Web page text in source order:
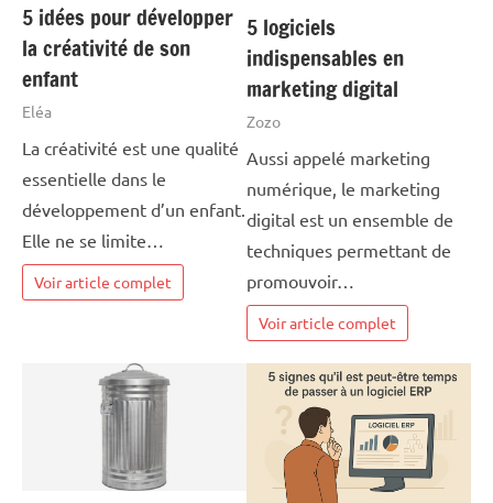
5 idées pour développer
la créativité de son
enfant
Eléa
La créativité est une qualité
essentielle dans le
développement d’un enfant.
Elle ne se limite…
Voir article complet
5 logiciels
indispensables en
marketing digital
Zozo
Aussi appelé marketing
numérique, le marketing
digital est un ensemble de
techniques permettant de
promouvoir…
Voir article complet